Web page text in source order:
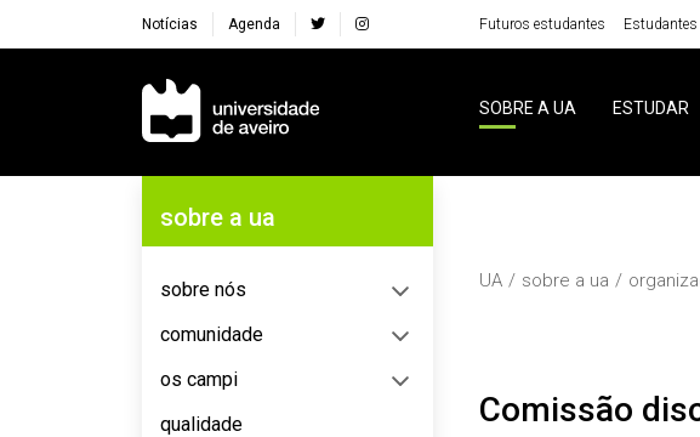
Notícias Agenda Futuros estudantes Estudantes
Navegação Principal
SOBRE A UA ESTUDAR
Navegação Lateral
sobre a ua
sobre nós
comunidade
os campi
qualidade
UA sobre a ua
Comissão